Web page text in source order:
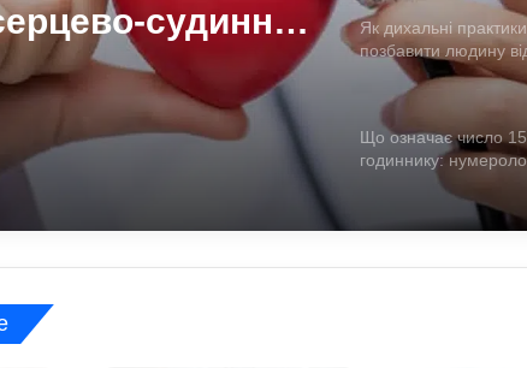
судинна
Як дихальні
позбавити людину
пояснення експертів
Що означає число
годиннику:
«магічність» і
країнами: